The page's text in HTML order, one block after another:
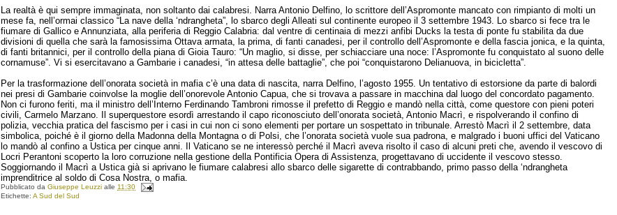
La realtà è qui sempre immaginata, non soltanto dai calabresi. Narra Antonio Delfino, lo scrittore dell’Aspromonte mancato con rimpianto di molti un
mese fa, nell’ormai classico “La nave della ‘ndrangheta”, lo sbarco degli Alleati sul continente europeo il 3 settembre 1943. Lo sbarco si fece tra le
fiumare di Gallico e Annunziata, alla periferia di Reggio Calabria: dal ventre di centinaia di mezzi anfibi Ducks la testa di ponte fu stabilita da due
divisioni di quella che sarà la famosissima Ottava armata, la prima, di fanti canadesi, per il controllo dell’Aspromonte e della fascia jonica, e la quinta,
di fanti britannici, per il controllo della piana di Gioia Tauro: “Un maglio, si disse, per schiacciare una noce: l’Aspromonte fu conquistato al suono delle
cornamuse”. Vi si esercitavano a Gambarie i canadesi, “in attesa delle battaglie”, che poi “conquistarono Delianuova, in bicicletta”.
Per la trasformazione dell’onorata società in mafia c’è una data di nascita, narra Delfino, l’agosto 1955. Un tentativo di estorsione da parte di balordi
nei presi di Gambarie coinvolse la moglie dell’onorevole Antonio Capua, che si trovava a passare in macchina dal luogo del concordato pagamento.
Non ci furono feriti, ma il ministro dell’Interno Ferdinando Tambroni rimosse il prefetto di Reggio e mandò nella città, come questore con pieni poteri
civili, Carmelo Marzano. Il superquestore esordì arrestando il capo riconosciuto dell’onorata società, Antonio Macrì, e rispolverando il confino di
polizia, vecchia pratica del fascismo per i casi in cui non ci sono elementi per portare un sospettato in tribunale. Arrestò Macrì il 2 settembre, data
simbolica, poiché è il giorno della Madonna della Montagna o di Polsi, che l’onorata società vuole sua padrona, e malgrado i buoni uffici del Vaticano
lo mandò al confino a Ustica per cinque anni. Il Vaticano se ne interessò perché il Macrì aveva risolto il caso di alcuni preti che, avendo il vescovo di
Locri Perantoni scoperto la loro corruzione nella gestione della Pontificia Opera di Assistenza, progettavano di uccidente il vescovo stesso.
Soggiornando il Macrì a Ustica già si aprivano le fiumare calabresi allo sbarco delle sigarette di contrabbando, primo passo della ‘ndrangheta
imprenditrice al soldo di Cosa Nostra, o mafia.
Pubblicato daGiuseppe Leuzzi alle 11:30
Etichette:A Sud del Sud